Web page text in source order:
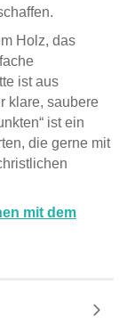
Holz, das
ist aus
klare, saubere
ist ein
die gerne mit
mit dem